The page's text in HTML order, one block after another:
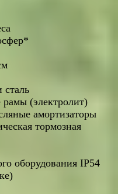
(электролит)
амортизаторы
тормозная
оборудования IP54